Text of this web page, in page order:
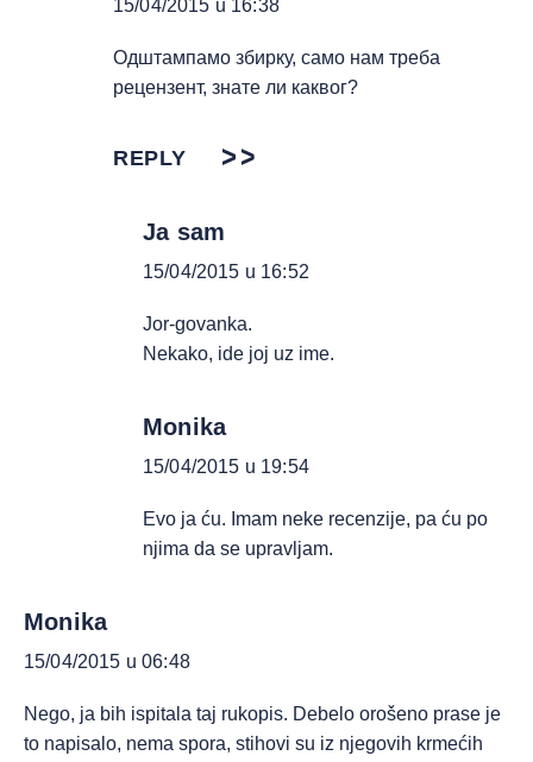
15/04/2015 u 16:38
Одштампамо збирку, само нам треба
рецензент, знате ли каквог?
REPLY
Ja sam
15/04/2015 u 16:52
Jor-govanka.
Nekako, ide joj uz ime.
Monika
15/04/2015 u 19:54
Evo ja ću. Imam neke recenzije, pa ću po
njima da se upravljam.
Monika
15/04/2015 u 06:48
Nego, ja bih ispitala taj rukopis. Debelo orošeno prase je
to napisalo, nema spora, stihovi su iz njegovih krmećih